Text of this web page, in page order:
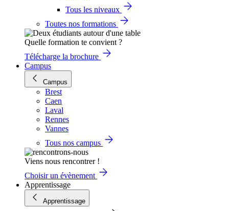
Tous les niveaux
Toutes nos formations
Quelle formation te convient ?
Télécharge la brochure
Campus
Campus
Brest
Caen
Laval
Rennes
Vannes
Tous nos campus
Viens nous rencontrer !
Choisir un évènement
Apprentissage
Apprentissage